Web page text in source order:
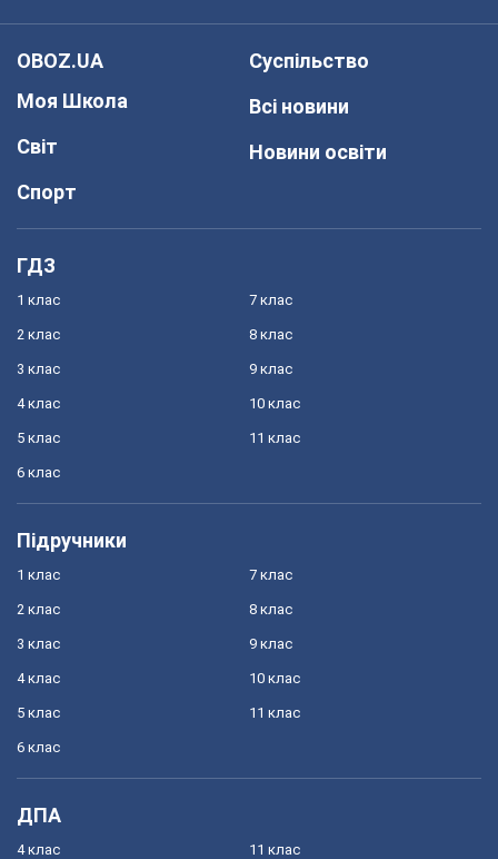
OBOZ.UA
Моя Школа
Світ
Спорт
Суспільство
Всі новини
Новини освіти
ГДЗ
1 клас
2 клас
3 клас
4 клас
5 клас
6 клас
7 клас
8 клас
9 клас
10 клас
11 клас
Підручники
1 клас
2 клас
3 клас
4 клас
5 клас
6 клас
7 клас
8 клас
9 клас
10 клас
11 клас
ДПА
4 клас 11 клас